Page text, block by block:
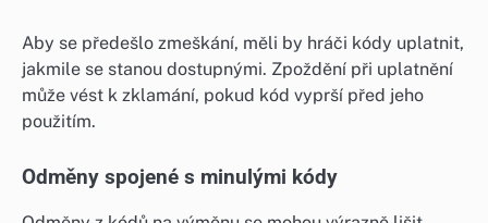
Aby se předešlo zmeškání, měli by hráči kódy uplatnit,
jakmile se stanou dostupnými. Zpoždění při uplatnění
může vést k zklamání, pokud kód vyprší před jeho
použitím.
Odměny spojené s minulými kódy